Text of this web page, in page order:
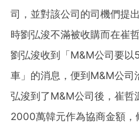
司，並對該公司的司機們提
時劉弘浚不滿被收購而在崔
劉弘浚收到「M&M公司要
車」的消息，便到M&M公司
弘浚到了M&M公司後，崔哲
2000萬韓元作為協商金額，